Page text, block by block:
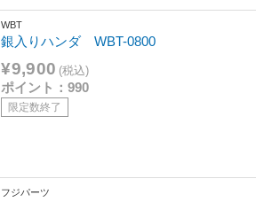
WBT
銀入りハンダ WBT-0800
¥9,900 (税込)
ポイント：990
限定数終了
フジパーツ